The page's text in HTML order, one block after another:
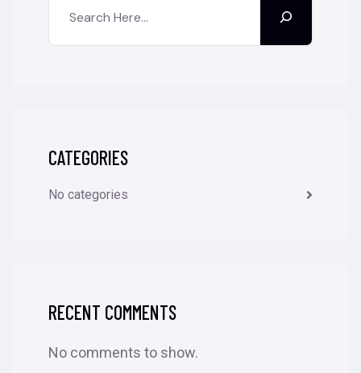
CATEGORIES
No categories
RECENT COMMENTS
No comments to show.